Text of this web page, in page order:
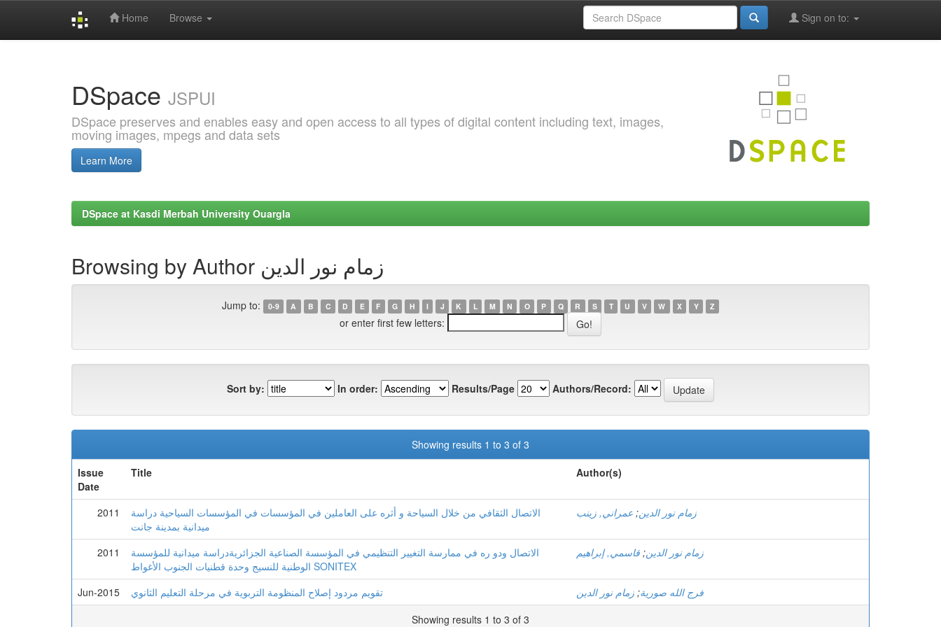
Home Browse Sign on to:
DSpace JSPUI
DSpace preserves and enables easy and open access to all types of digital content including text, images,
moving images, mpegs and data sets
Learn More
DSpace at Kasdi Merbah University Ouargla
Browsing by Author زمام نور الدين
Jump to: 0-9 A B C D E F G H I J K L M N O P Q R S T U V W X Y Z
or enter first few letters:
Sort by: In order: Results/Page Authors/Record:
Showing results 1 to 3 of 3
Issue
Date
Title Author(s)
2011
الاتصال الثقافي من خلال السياحة و أثره على العاملين في المؤسسات في المؤسسات السياحية دراسة
ميدانية بمدينة جانت
زمام نور الدين; عمراني, زينب
2011
الاتصال ودو ره في ممارسة التغيير التنظيمي في المؤسسة الصناعية الجزائريةدراسة ميدانية للمؤسسة
الوطنية للنسيج وحدة قطنيات الجنوب الأغواط SONITEX
زمام نور الدين; قاسمي, إبراهيم
Jun-2015 تقويم مردود إصلاح المنظومة التربوية في مرحلة التعليم الثانوي فرج الله صورية; زمام نور الدين
Showing results 1 to 3 of 3